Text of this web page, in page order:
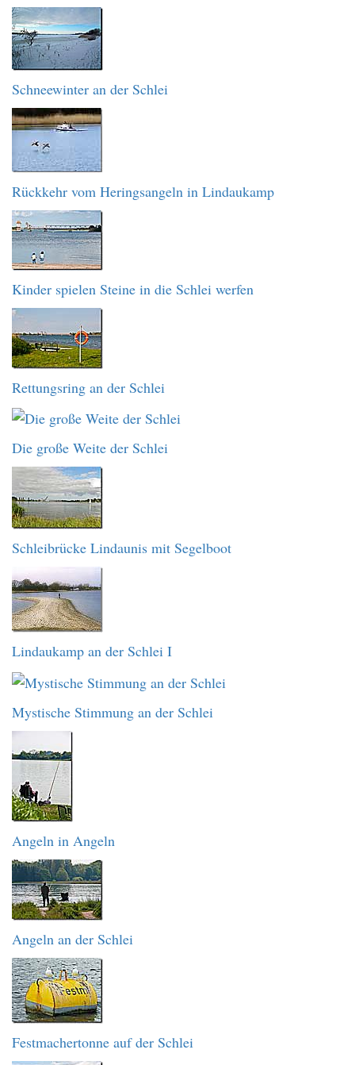
Schneewinter an der Schlei
Rückkehr vom Heringsangeln in Lindaukamp
Kinder spielen Steine in die Schlei werfen
Rettungsring an der Schlei
Die große Weite der Schlei
Schleibrücke Lindaunis mit Segelboot
Lindaukamp an der Schlei I
Mystische Stimmung an der Schlei
Angeln in Angeln
Angeln an der Schlei
Festmachertonne auf der Schlei